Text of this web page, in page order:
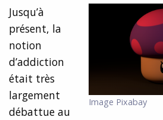
Image Pixabay
Jusqu’à
présent, la
notion
d’addiction
était très
largement
débattue au